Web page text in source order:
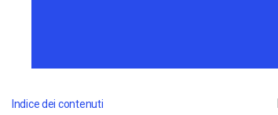
Indice dei contenuti